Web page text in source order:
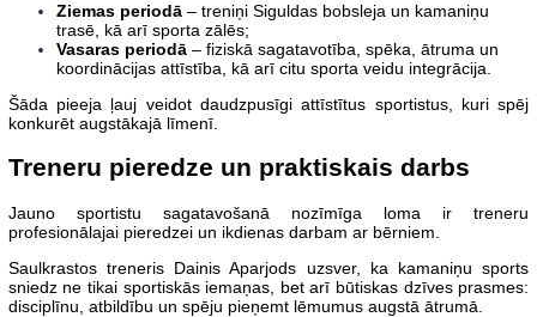
Ziemas periodā– treniņi Siguldas bobsleja un kamaniņu
trasē, kā arī sporta zālēs;
Vasaras periodā– fiziskā sagatavotība, spēka, ātruma un
koordinācijas attīstība, kā arī citu sporta veidu integrācija.
Šāda pieeja ļauj veidot daudzpusīgi attīstītus sportistus, kuri spēj
konkurēt augstākajā līmenī.
Treneru pieredze un praktiskais darbs
Jauno sportistu sagatavošanā nozīmīga loma ir treneru
profesionālajai pieredzei un ikdienas darbam ar bērniem.
Saulkrastos treneris Dainis Aparjods uzsver, ka kamaniņu sports
sniedz ne tikai sportiskās iemaņas, bet arī būtiskas dzīves prasmes:
disciplīnu, atbildību un spēju pieņemt lēmumus augstā ātrumā.